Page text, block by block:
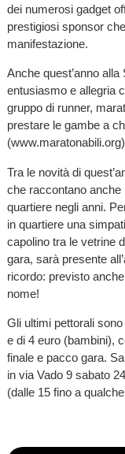
dei numerosi gadget
prestigiosi sponsor
manifestazione.
Anche quest’anno
entusiasmo e allegria
gruppo di runner,
prestare le gambe a
Tra le novità di
che raccontano anche
quartiere negli anni.
in quartiere una
capolino tra le vetrine
gara, sarà presente
ricordo: previsto
nome!
Gli ultimi pettorali
e di 4 euro (bambini),
finale e pacco gara.
in via Vado 9 sabato
(dalle 15 fino a